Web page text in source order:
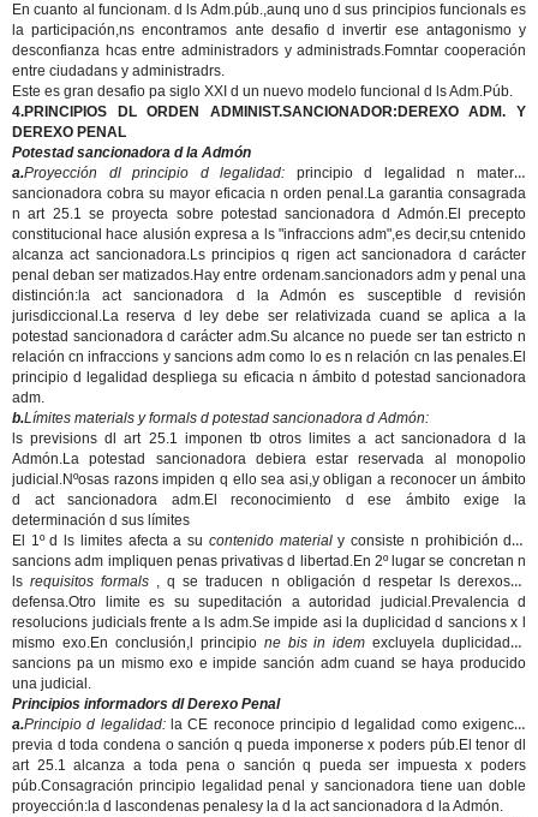
En cuanto al funcionam. d ls Adm.púb.,aunq uno d sus principios funcionals es
la participación,ns encontramos ante desafio d invertir ese antagonismo y
desconfianza hcas entre administradors y administrads.Fomntar cooperación
entre ciudadans y administradrs.
Este es gran desafio pa siglo XXI d un nuevo modelo funcional d ls Adm.Púb.
4.PRINCIPIOS DL ORDEN ADMINIST.SANCIONADOR:DEREXO ADM. Y
DEREXO PENAL
Potestad sancionadora d la Admón
a.Proyección dl principio d legalidad: principio d legalidad n materia
sancionadora cobra su mayor eficacia n orden penal.La garantia consagrada
n art 25.1 se proyecta sobre potestad sancionadora d Admón.El precepto
constitucional hace alusión expresa a ls "infraccions adm",es decir,su cntenido
alcanza act sancionadora.Ls principios q rigen act sancionadora d carácter
penal deban ser matizados.Hay entre ordenam.sancionadors adm y penal una
distinción:la act sancionadora d la Admón es susceptible d revisión
jurisdiccional.La reserva d ley debe ser relativizada cuand se aplica a la
potestad sancionadora d carácter adm.Su alcance no puede ser tan estricto n
relación cn infraccions y sancions adm como lo es n relación cn las penales.El
principio d legalidad despliega su eficacia n ámbito d potestad sancionadora
adm.
b.Límites materials y formals d potestad sancionadora d Admón:
ls previsions dl art 25.1 imponen tb otros limites a act sancionadora d la
Admón.La potestad sancionadora debiera estar reservada al monopolio
judicial.Nºosas razons impiden q ello sea asi,y obligan a reconocer un ámbito
d act sancionadora adm.El reconocimiento d ese ámbito exige la
determinación d sus límites
El 1º d ls limites afecta a su contenido materialy consiste n prohibición d q
sancions adm impliquen penas privativas d libertad.En 2º lugar se concretan n
lsrequisitos formals , q se traducen n obligación d respetar ls derexos d
defensa.Otro limite es su supeditación a autoridad judicial.Prevalencia d
resolucions judicials frente a ls adm.Se impide asi la duplicidad d sancions x l
mismo exo.En conclusión,l principio ne bis in idem excluyela duplicidad d
sancions pa un mismo exo e impide sanción adm cuand se haya producido
una judicial.
Principios informadors dl Derexo Penal
a.Principio d legalidad:la CE reconoce principio d legalidad como exigencia
previa d toda condena o sanción q pueda imponerse x poders púb.El tenor dl
art 25.1 alcanza a toda pena o sanción q pueda ser impuesta x poders
púb.Consagración principio legalidad penal y sancionadora tiene uan doble
proyección:la d lascondenas penalesy la d la act sancionadora d la Admón.